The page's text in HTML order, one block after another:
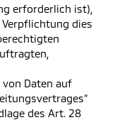
erforderlich ist),
dies
Daten auf
des Art. 28